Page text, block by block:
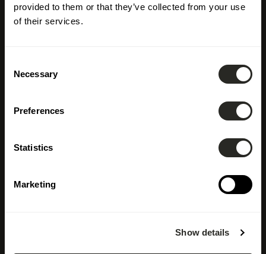
provided to them or that they’ve collected from your use
of their services.
Selection
Necessary
Preferences
Statistics
Marketing
Show details